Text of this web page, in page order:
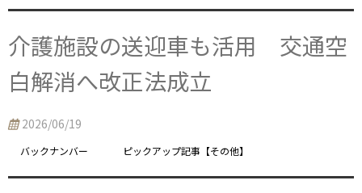
介護施設の送迎車も活用 交通空
白解消へ改正法成立
2026/06/19
バックナンバー ピックアップ記事【その他】